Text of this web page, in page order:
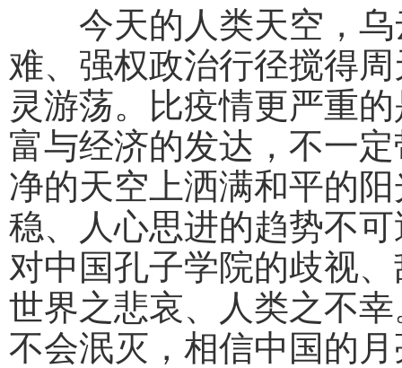
今天的人类天空，乌
难、强权政治行径搅得
灵游荡。比疫情更严重
富与经济的发达，不一
净的天空上洒满和平的
稳、人心思进的趋势不
对中国孔子学院的歧视
世界之悲哀、人类之不
不会泯灭，相信中国的